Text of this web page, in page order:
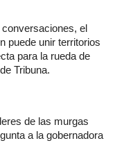
el
puede unir territorios
para la rueda de
Tribuna.
de las murgas
a la gobernadora